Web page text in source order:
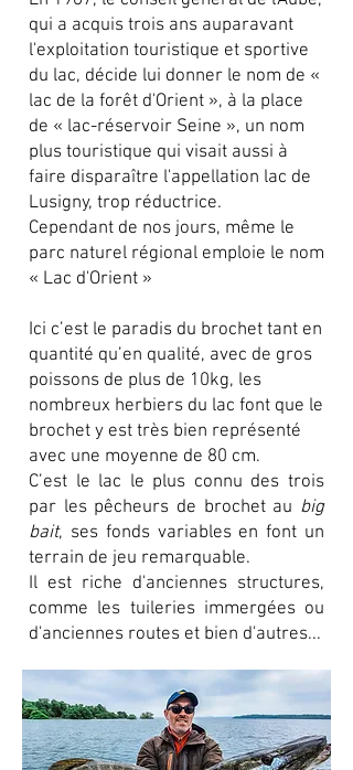
qui a acquis trois ans auparavant
l'exploitation touristique et sportive
du lac, décide lui donner le nom de «
lac de la forêt d'Orient », à la place
de « lac-réservoir Seine », un nom
plus touristique qui visait aussi à
faire disparaître l'appellation lac de
Lusigny, trop réductrice.
Cependant de nos jours, même le
parc naturel régional emploie le nom
« Lac d'Orient »
Ici c’est le paradis du brochet tant en
quantité qu’en qualité, avec de gros
poissons de plus de 10kg, les
nombreux herbiers du lac font que le
brochet y est très bien représenté
avec une moyenne de 80 cm.
C’est le lac le plus connu des trois
par les pêcheurs de brochet au big
bait, ses fonds variables en font un
terrain de jeu remarquable.
Il est riche d'anciennes structures,
comme les tuileries immergées ou
d'anciennes routes et bien d'autres...